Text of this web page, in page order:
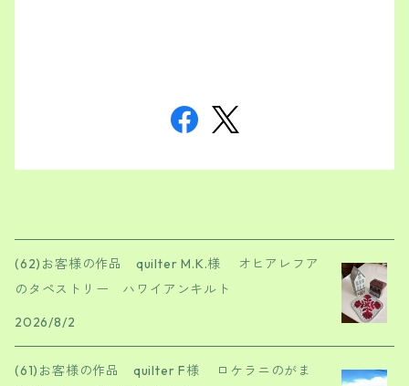
(62)お客様の作品 quilter M.K.様 オヒアレフア
のタペストリー ハワイアンキルト
2026/8/2
(61)お客様の作品 quilter F様 ロケラニのがま